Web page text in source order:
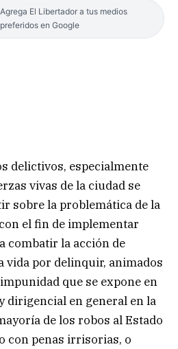
Agrega El Libertador a tus medios
preferidos en Google
delictivos, especialmente
vivas de la ciudad se
sobre la problemática de la
el fin de implementar
combatir la acción de
vida por delinquir, animados
que se expone en
dirigencial en general en la
de los robos al Estado
con penas irrisorias, o